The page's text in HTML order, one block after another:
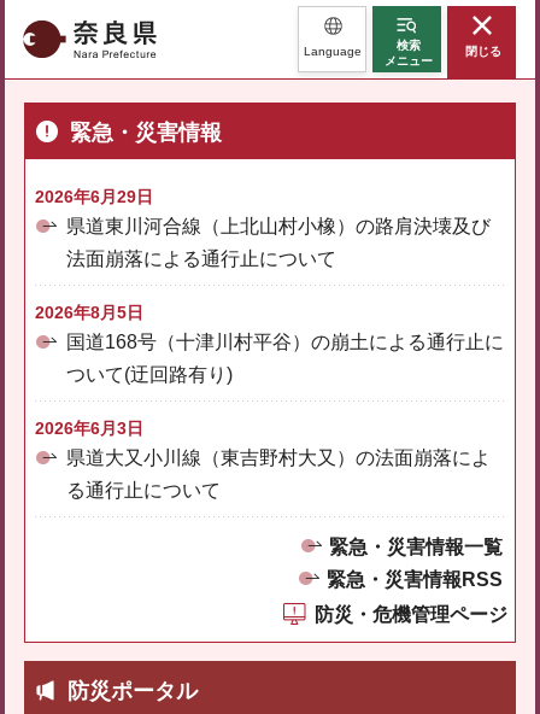
奈良県 Language
検索
メニュー
閉じる
緊急・災害情報
2026年6月29日
県道東川河合線（上北山村小橡）の路肩決壊及び
法面崩落による通行止について
2026年8月5日
国道168号（十津川村平谷）の崩土による通行止に
ついて(迂回路有り)
2026年6月3日
県道大又小川線（東吉野村大又）の法面崩落によ
る通行止について
緊急・災害情報一覧
緊急・災害情報RSS
防災・危機管理ページ
防災ポータル